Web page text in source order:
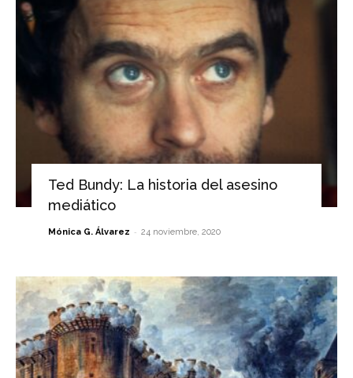
Ted Bundy: La historia del asesino
mediático
Mónica G. Álvarez - 24 noviembre, 2020